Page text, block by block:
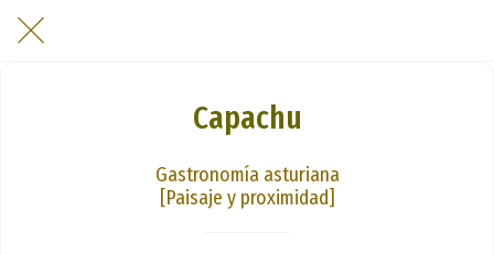
Capachu
Gastronomía asturiana
[Paisaje y proximidad]